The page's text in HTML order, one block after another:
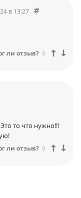
в 13:27
ли отзыв? 0
то что нужно!!!
ли отзыв? 0